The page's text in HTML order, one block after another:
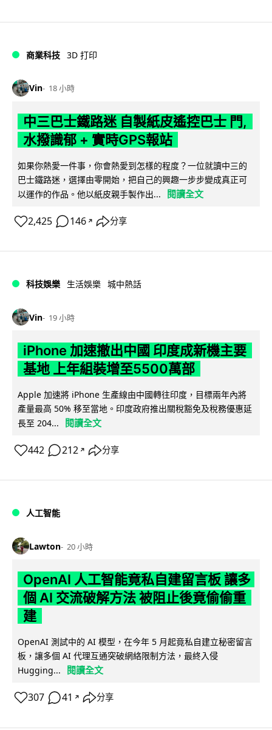
商業科技 3D 打印
Vin 18 小時
中三巴士鐵路迷 自製紙皮遙控巴士 門,
水撥識郁 + 實時GPS報站
如果你熱愛一件事，你會熱愛到怎樣的程度？一位就讀中三的
巴士鐵路迷，選擇由零開始，把自己的興趣一步步變成真正可
以運作的作品。他以紙皮親手製作出...
閱讀全文
2,425 146 ↗ 分享
科技娛樂 生活娛樂 城中熱話
Vin 19 小時
iPhone 加速撤出中國 印度成新機主要
基地 上年組裝增至5500萬部
Apple 加速將 iPhone 生產線由中國轉往印度，目標兩年內將
產量最高 50% 移至當地。印度政府推出關稅豁免及稅務優惠延
長至 204...
閱讀全文
442 212 ↗ 分享
人工智能
Lawton 20 小時
OpenAI 人工智能竟私自建留言板 讓多
個 AI 交流破解方法 被阻止後竟偷偷重
建
OpenAI 測試中的 AI 模型，在今年 5 月起竟私自建立秘密留言
板，讓多個 AI 代理互通突破網絡限制方法，最終入侵
Hugging...
閱讀全文
307 41 ↗ 分享